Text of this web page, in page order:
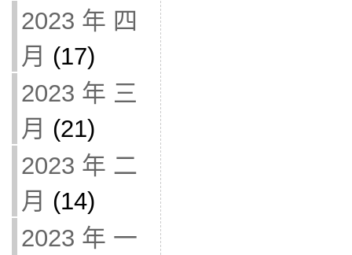
2023 年 四
月 (17)
2023 年 三
月 (21)
2023 年 二
月 (14)
2023 年 一